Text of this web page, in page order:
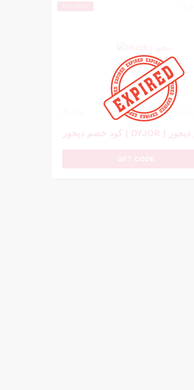
GET CODE